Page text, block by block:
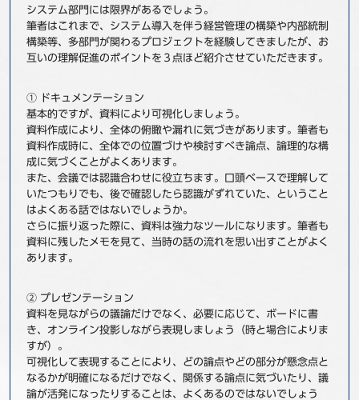
BBSグループネットワーク サステナビリティ
株主・投資家情報 採用情報
ニュース
システム部門には限界があるでしょう。
筆者はこれまで、システム導入を伴う経営管理の構築や内部統制
構築等、多部門が関わるプロジェクトを経験してきましたが、お
互いの理解促進のポイントを３点ほど紹介させていただきます。
① ドキュメンテーション
基本的ですが、資料により可視化しましょう。
資料作成により、全体の俯瞰や漏れに気づきがあります。筆者も
資料作成時に、全体での位置づけや検討すべき論点、論理的な構
成に気づくことがよくあります。
また、会議では認識合わせに役立ちます。口頭ベースで理解して
いたつもりでも、後で確認したら認識がずれていた、ということ
はよくある話ではないでしょうか。
さらに振り返った際に、資料は強力なツールになります。筆者も
資料に残したメモを見て、当時の話の流れを思い出すことがよく
あります。
② プレゼンテーション
資料を見ながらの議論だけでなく、必要に応じて、ボードに書
き、オンライン投影しながら表現しましょう（時と場合によりま
すが）。
可視化して表現することにより、どの論点やどの部分が懸念点と
なるかが明確になるだけでなく、関係する論点に気づいたり、議
論が活発になったりすることは、よくあるのではないでしょう